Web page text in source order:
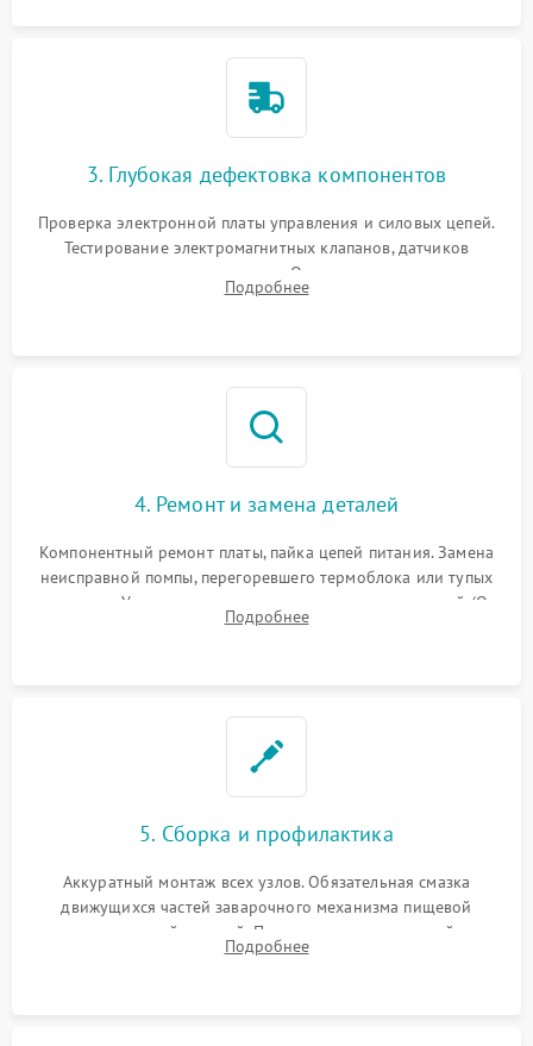
3. Глубокая дефектовка компонентов
Проверка электронной платы управления и силовых цепей.
Тестирование электромагнитных клапанов, датчиков
температуры и расходомера. Оценка степени износа
жерновов кофемолки, уплотнительных колец гидросистемы
Подробнее
4. Ремонт и замена деталей
Компонентный ремонт платы, пайка цепей питания. Замена
неисправной помпы, перегоревшего термоблока или тупых
жерновов. Установка новых силиконовых уплотнителей (O-
ring) и тефлоновых трубок для надежного устранения
Подробнее
5. Сборка и профилактика
Аккуратный монтаж всех узлов. Обязательная смазка
движущихся частей заварочного механизма пищевой
силиконовой смазкой. Проведение программной
декальцинации и очистки системы от кофейных масел.
Подробнее